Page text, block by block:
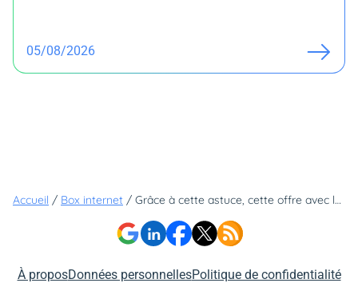
05/08/2026
Accueil / Box internet / Grâce à cette astuce, cette offre avec la fibre 2 Gb/s et le Wi-Fi 6 est à seulement 17,99€ (sans limite de durée)
À proposDonnées personnellesPolitique de confidentialité